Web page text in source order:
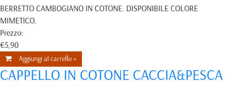
BERRETTO CAMBOGIANO IN COTONE. DISPONIBILE COLORE
MIMETICO.
Prezzo:
€5,90
Aggiungi al carrello »
CAPPELLO IN COTONE CACCIA&PESCA